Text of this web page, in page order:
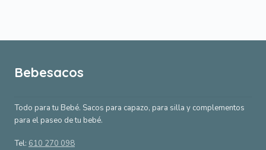
Bebesacos
Todo para tu Bebé. Sacos para capazo, para silla y complementos
para el paseo de tu bebé.
Tel: 610 270 098